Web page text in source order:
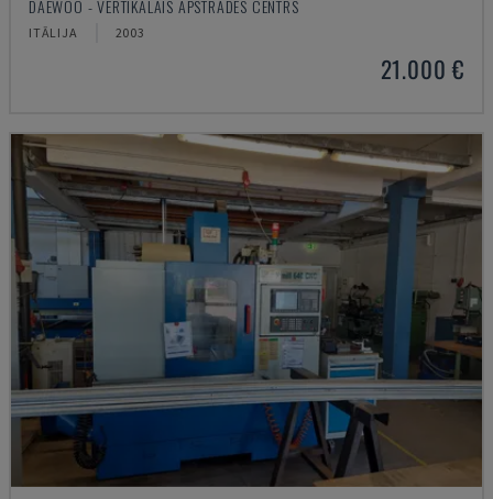
DAEWOO - VERTIKĀLAIS APSTRĀDES CENTRS
ITĀLIJA 2003
21.000 €